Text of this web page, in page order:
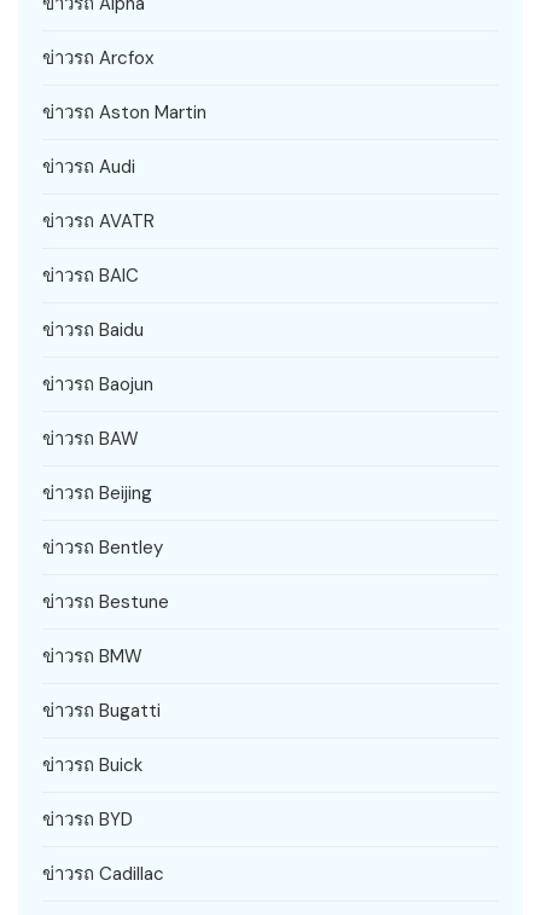
ข่าวรถ Arcfox
ข่าวรถ Aston Martin
ข่าวรถ Audi
ข่าวรถ AVATR
ข่าวรถ BAIC
ข่าวรถ Baidu
ข่าวรถ Baojun
ข่าวรถ BAW
ข่าวรถ Beijing
ข่าวรถ Bentley
ข่าวรถ Bestune
ข่าวรถ BMW
ข่าวรถ Bugatti
ข่าวรถ Buick
ข่าวรถ BYD
ข่าวรถ Cadillac